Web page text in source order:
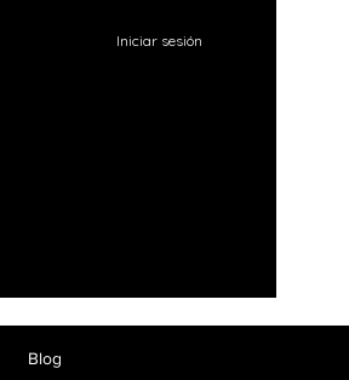
Iniciar sesión
Blog